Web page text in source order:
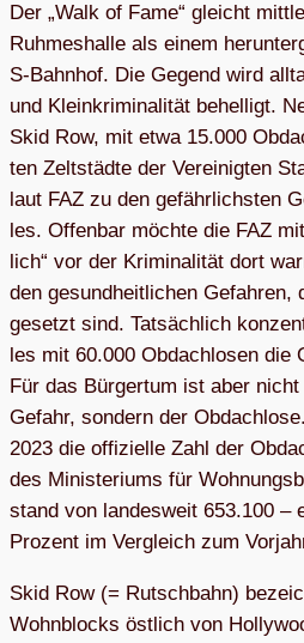
Der „Walk of Fame“ gleicht
Ruh­mes­halle als einem
S‑Bahnhof. Die Gegend wird
und Klein­kri­mi­na­li­tät behel­ligt.
Skid Row, mit etwa 15.000
ten Zelt­städte der Ver­ei­nig­ten
laut FAZ zu den gefähr­lichs­ten
les. Offen­bar möchte die FAZ
lich“ vor der Kri­mi­na­li­tät dort
den gesund­heit­li­chen
ge­setzt sind. Tat­säch­lich
les mit 60.000 Obdach­lo­sen die
Für das Bür­ger­tum ist aber
Gefahr, son­dern der
2023 die offi­zi­elle Zahl der
des Minis­te­ri­ums für
stand von lan­des­weit 653.100 –
Pro­zent im Ver­gleich zum
Skid Row (= Rutsch­bahn)
Wohn­blocks öst­lich von